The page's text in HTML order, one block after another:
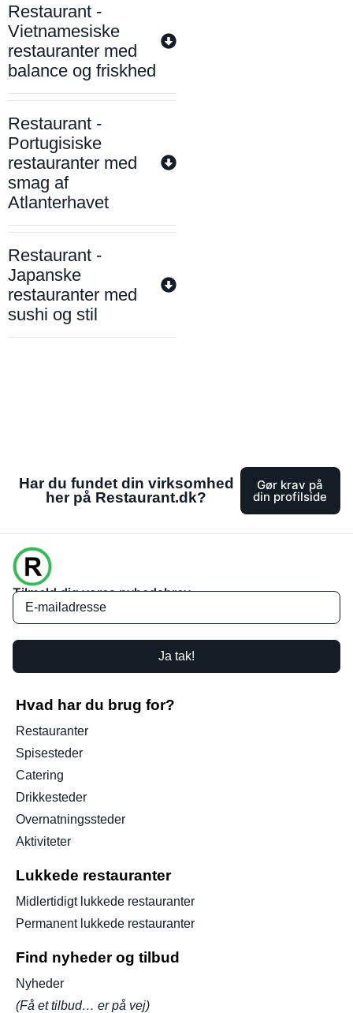
Restaurant -
Vietnamesiske
restauranter med
balance og friskhed
Restaurant -
Portugisiske
restauranter med
smag af
Atlanterhavet
Restaurant -
Japanske
restauranter med
sushi og stil
Har du fundet din virksomhed
her på Restaurant.dk?
Gør krav på
din profilside
Tilmeld dig vores nyhedsbrev
Ja tak!
Hvad har du brug for?
Restauranter
Spisesteder
Catering
Drikkesteder
Overnatningssteder
Aktiviteter
Lukkede restauranter
Midlertidigt lukkede restauranter
Permanent lukkede restauranter
Find nyheder og tilbud
Nyheder
(Få et tilbud… er på vej)